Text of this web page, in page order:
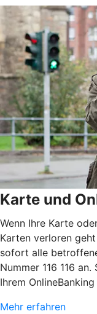
Karte und
Wenn Ihre Karte
Karten verloren
sofort alle
Nummer 116 116
Ihrem
Mehr erfahren